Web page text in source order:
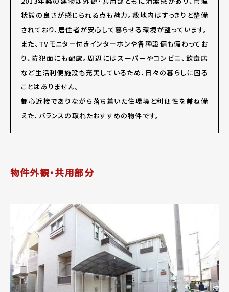
状態の良さが感じられる点も魅力。敷地内はすっきりと整備
されており、居住者が安心して暮らせる環境が整っています。
また、TVモニター付きインターホンや各種設備も備わってお
り、防犯面にも配慮。周辺にはスーパーやコンビニ、飲食店
など生活利便施設も充実しているため、日々の暮らしに困る
ことはありません。
都心近接でありながら落ち着いた住環境と利便性を兼ね備
えた、バランスの取れたおすすめの物件です。
物件外観・共用部分